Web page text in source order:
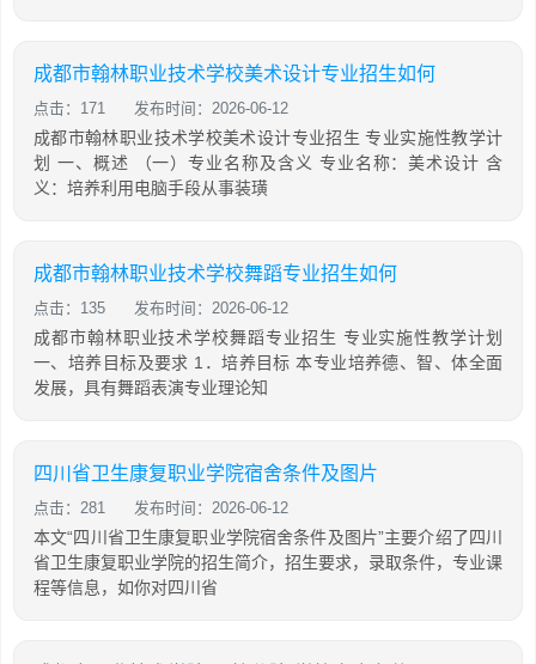
成都市翰林职业技术学校美术设计专业招生如何
点击：171 发布时间：2026-06-12
成都市翰林职业技术学校美术设计专业招生 专业实施性教学计
划 一、概述 （一）专业名称及含义 专业名称：美术设计 含
义：培养利用电脑手段从事装璜
成都市翰林职业技术学校舞蹈专业招生如何
点击：135 发布时间：2026-06-12
成都市翰林职业技术学校舞蹈专业招生 专业实施性教学计划
一、培养目标及要求 1．培养目标 本专业培养德、智、体全面
发展，具有舞蹈表演专业理论知
四川省卫生康复职业学院宿舍条件及图片
点击：281 发布时间：2026-06-12
本文“四川省卫生康复职业学院宿舍条件及图片”主要介绍了四川
省卫生康复职业学院的招生简介，招生要求，录取条件，专业课
程等信息，如你对四川省